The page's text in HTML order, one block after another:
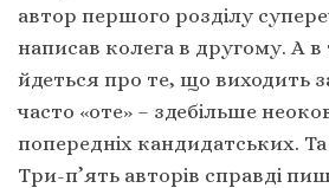
автор першого розділу
написав колега в другому. А в
йдеться про те, що виходить
часто «оте» – здебільше
попередніх кандидатських.
Три-п’ять авторів справді